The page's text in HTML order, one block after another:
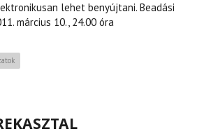
lehet benyújtani. Beadási
március 10., 24.00 óra